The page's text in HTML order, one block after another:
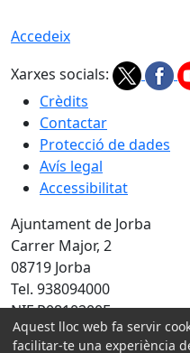
Accedeix
Xarxes socials:
Crèdits
Contactar
Protecció de dades
Avís legal
Accessibilitat
Ajuntament de Jorba
Carrer Major, 2
08719 Jorba
Tel. 938094000
NIF P0810200F
Amb la col·laboració de:
Aquest lloc web fa servir
facilitar-te una experiència